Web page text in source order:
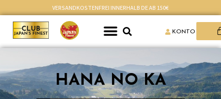
VERSANDKOSTENFREI INNERHALB DE AB 150€
KONTO
HANA NO KA